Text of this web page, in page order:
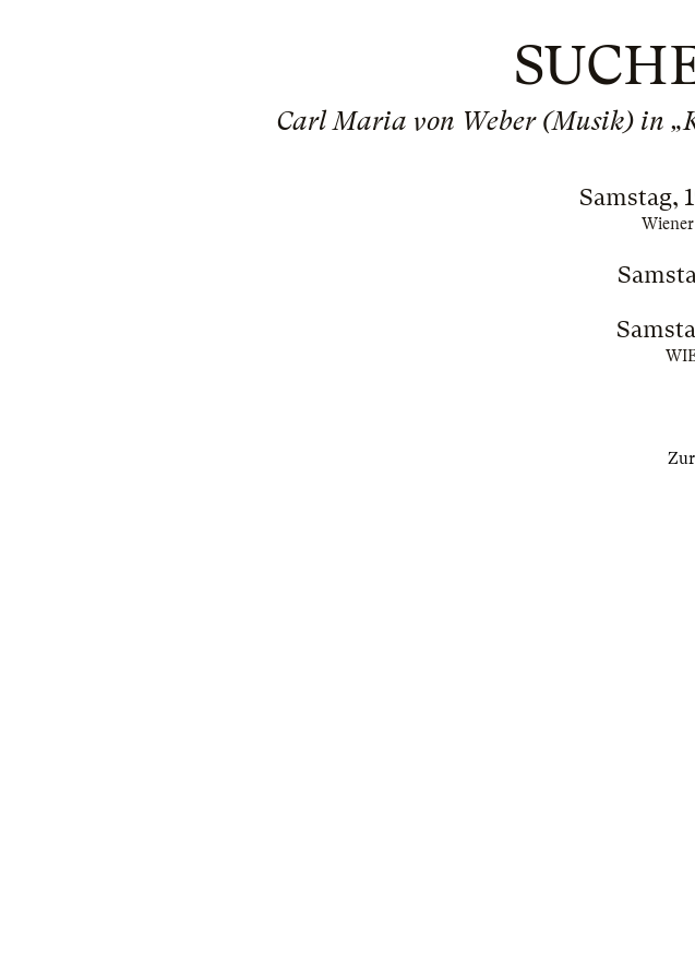
Carl Maria von Weber (Musik) in
Samstag,